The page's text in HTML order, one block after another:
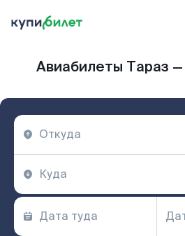
Авиабилеты Тараз —